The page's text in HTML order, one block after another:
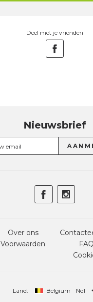
Deel met je vrienden
Nieuwsbrief
Over ons
Voorwaarden
FAQ
Land: Belgium - Ndl